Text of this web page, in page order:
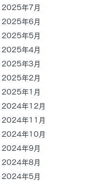
2025年7月
2025年6月
2025年5月
2025年4月
2025年3月
2025年2月
2025年1月
2024年12月
2024年11月
2024年10月
2024年9月
2024年8月
2024年5月